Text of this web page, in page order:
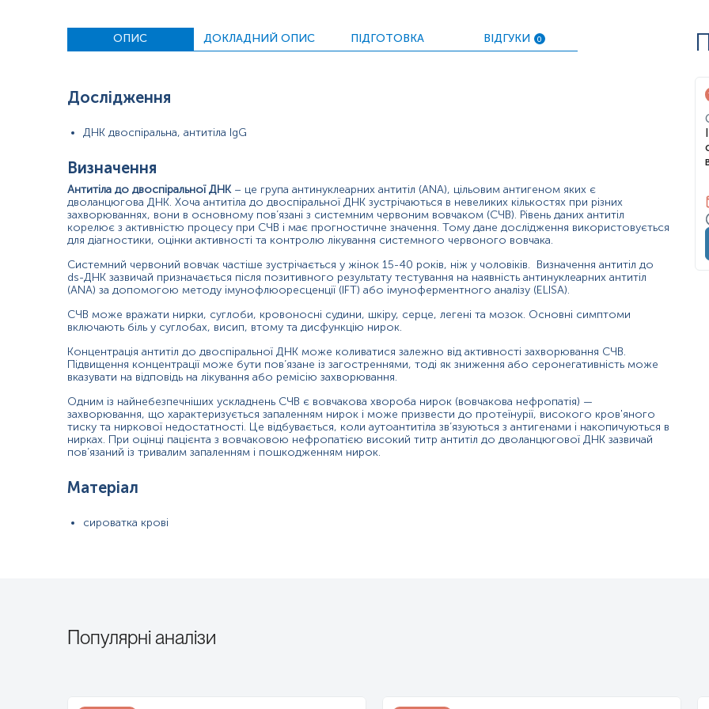
Загальна характеристика
Інтерпретація
Синоніми
Анти-dsDNA, антитіла проти нативної дволанцюгової ДНК, антитіла проти дволанцюгової ДНК
Маркер системного червоного вовчака
Показання до призначення
Діагностика, оцінка активності та контроль лікування системного червоного вовчака;
Диференційна діагностика дифузних захворювань сполучної тканини.
Загальна характеристика
Антитіла до двоспіральної ДНК (анти-dsDNA) – це різновид аутоімунних антинуклеарних антитіл (ANA) - групи антитіл, спрямованих
виробляються, коли імунна система перестає розрізняти «свої» та «чужі» клітинні компоненти і атакує власний генетичний
червоним вовчаком (СЧВ). СЧВ може вражати нирки, суглоби, кровоносні судини, шкіру, серце, легені та мозок. СЧВ найчастіше
причина невідома, ймовірно, існує певна генетична схильність. Деякі ліки, хімічні речовини, сонячне світло або вірусні інфекції
хронічна втома
підвищена чутливість до ультрафіолетових променів
ОПИС ДОКЛАДНИЙ ОПИС ПІДГОТОВКА ВІДГУКИ 0
Дослідження
ДНК двоспіральна, антитіла IgG
Визначення
Антитіла до двоспіральної ДНК– це група антинуклеарних антитіл (ANA), цільовим антигеном яких є
дволанцюгова ДНК. Хоча антитіла до двоспіральної ДНК зустрічаються в невеликих кількостях при різних
захворюваннях, вони в основному пов’язані з системним червоним вовчаком (СЧВ). Рівень даних антитіл
корелює з активністю процесу при СЧВ і має прогностичне значення. Тому дане дослідження використовується
для діагностики, оцінки активності та контролю лікування системного червоного вовчака.
Системний червоний вовчак частіше зустрічається у жінок 15-40 років, ніж у чоловіків. Визначення антитіл до
ds-ДНК зазвичай призначається після позитивного результату тестування на наявність антинуклеарних антитіл
(ANA) за допомогою методу імунофлюоресценції (IFT) або імуноферментного аналізу (ELISA).
СЧВ може вражати нирки, суглоби, кровоносні судини, шкіру, серце, легені та мозок. Основні симптоми
включають біль у суглобах, висип, втому та дисфункцію нирок.
Концентрація антитіл до двоспіральної ДНК може коливатися залежно від активності захворювання СЧВ.
Підвищення концентрації може бути пов’язане із загостреннями, тоді як зниження або серонегативність може
вказувати на відповідь на лікування або ремісію захворювання.
Одним із найнебезпечніших ускладнень СЧВ є вовчакова хвороба нирок (вовчакова нефропатія) —
захворювання, що характеризується запаленням нирок і може призвести до протеїнурії, високого кров'яного
тиску та ниркової недостатності. Це відбувається, коли аутоантитіла зв’язуються з антигенами і накопичуються в
нирках. При оцінці пацієнта з вовчаковою нефропатією високий титр антитіл до дволанцюгової ДНК зазвичай
пов’язаний із тривалим запаленням і пошкодженням нирок.
Матеріал
сироватка крові
Популярні аналізи